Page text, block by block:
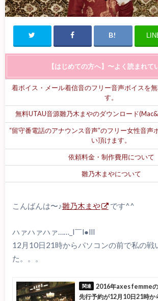
【はじめての方へ】〜よく読まれて
着ボイス・メール着信音のフリー音声ボイスを
す。
無料UTAU音源雛乃木まやのダウンロード
“留守番電話のアナウンス音声”のフリー女性音声
い頂けます。
依頼料金・制作費用について
雛乃木まやについて
こんばんは〜♪雛乃木まや です^^
ハァハァハァ……_l￣l●lll
12月10日21時からパソコンの前で私の戦
た。。。
2016年axes femme
先行予約が12月10日21時か